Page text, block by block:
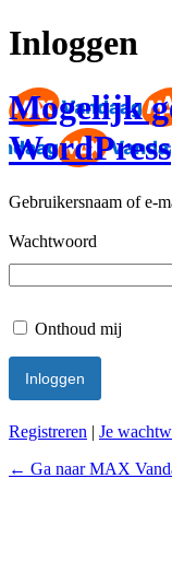
Inloggen
Mogelijk
WordPress
Gebruikersnaam of e-
Wachtwoord
Onthoud mij
Registreren | Je
← Ga naar MAX